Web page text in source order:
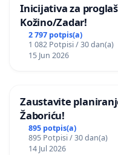
Inicijativa za
Kožino/Zadar!
2 797 potpis(a)
1 082 Potpisi / 30 dan(a)
15 Jun 2026
Zaustavite
Žaboriću!
895 potpis(a)
895 Potpisi / 30 dan(a)
14 Jul 2026